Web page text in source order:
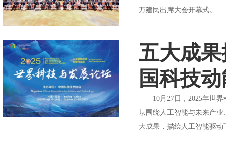
万建民出席大会开幕式。
五大成
国科技
10月27日，2025年世界
坛围绕人工智能与未来产
大成果，描绘人工智能驱